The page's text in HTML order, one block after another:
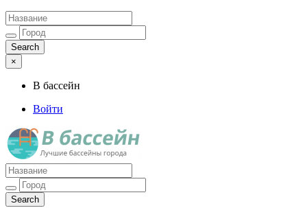
×
В бассейн
Войти
Лучшие бассейны города